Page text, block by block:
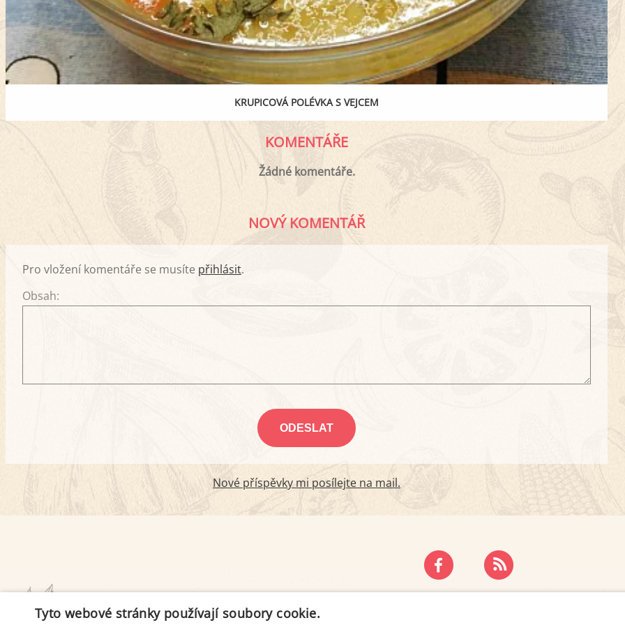
KRUPICOVÁ POLÉVKA S VEJCEM
KOMENTÁŘE
Žádné komentáře.
NOVÝ KOMENTÁŘ
Pro vložení komentáře se musíte přihlásit.
Obsah:
Nové příspěvky mi posílejte na mail.
PODMÍNKY UŽITÍ ZÁSADY OCHRANY OSOBNÍCH ÚDAJŮ
Tyto webové stránky používají soubory cookie.